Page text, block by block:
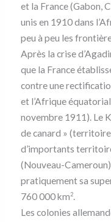
et la France (Gabon,
unis en 1910 dans
peu à peu les
Après la crise
que la France
contre une
et l’Afrique
novembre 1911). Le
de canard »
d’importants
(Nouveau-
pratiquement sa
760 000 km2.
Les colonies